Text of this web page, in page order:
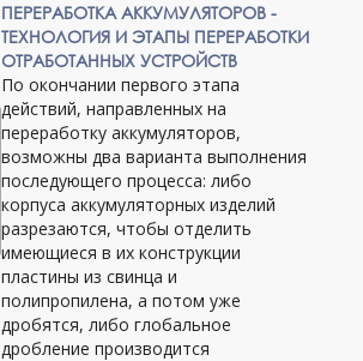
ПЕРЕРАБОТКА АККУМУЛЯТОРОВ -
ТЕХНОЛОГИЯ И ЭТАПЫ ПЕРЕРАБОТКИ
ОТРАБОТАННЫХ УСТРОЙСТВ
По окончании первого этапа
действий, направленных на
переработку аккумуляторов,
возможны два варианта выполнения
последующего процесса: либо
корпуса аккумуляторных изделий
разрезаются, чтобы отделить
имеющиеся в их конструкции
пластины из свинца и
полипропилена, а потом уже
дробятся, либо глобальное
дробление производится